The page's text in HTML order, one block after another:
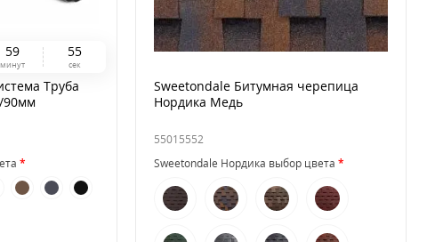
59
минут
54
сек
Труба
90мм
Sweetondale Битумная черепица
Нордика Медь
55015552
Sweetondale Нордика выбор цвета